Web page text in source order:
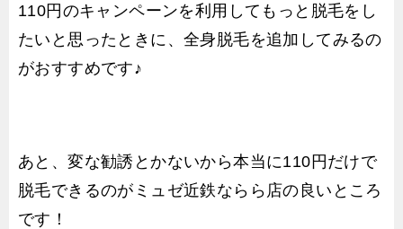
110円のキャンペーンを利用してもっと脱毛をし
たいと思ったときに、全身脱毛を追加してみるの
がおすすめです♪
あと、変な勧誘とかないから本当に110円だけで
脱毛できるのがミュゼ近鉄ならら店の良いところ
です！